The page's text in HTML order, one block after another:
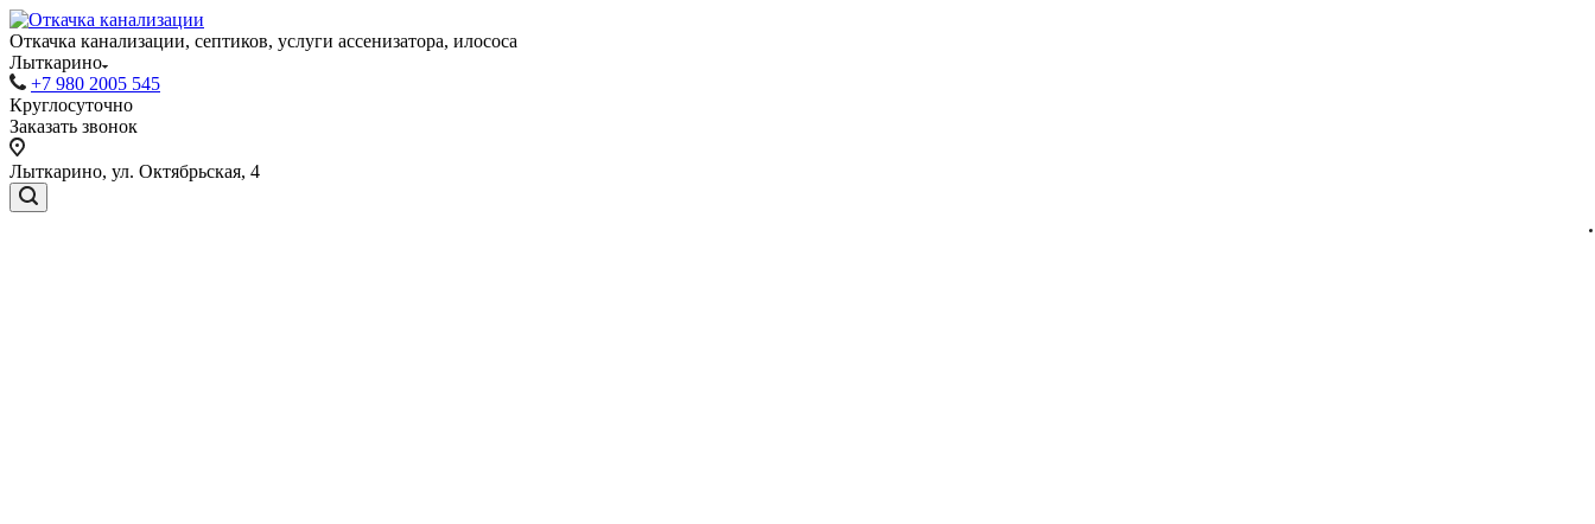
Откачка канализации, септиков, услуги ассенизатора, илососа
Лыткарино
+7 980 2005 545
Круглосуточно
Заказать звонок
Лыткарино, ул. Октябрьская, 4